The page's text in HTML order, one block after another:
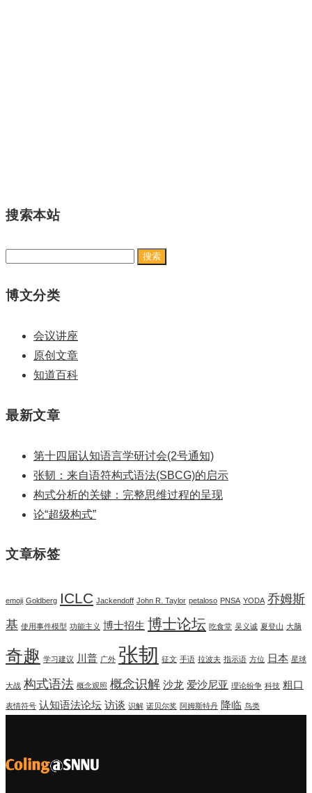
搜索本站
博文分类
会议讲座
原创文章
知道百科
最新文章
第十四届认知语言学研讨会(2号通知)
张韧：来自语符构式语法(SBCG)的启示
构式分析的关键：完整思维过程的呈现
论“超级构式”
文章标签
emoji Goldberg ICLC Jackendoff John R. Taylor petaloso PNSA YODA 乔姆斯
基 使用事件模型 功能主义 博士招生 博士论坛 吃食堂 吴义诚 夏登山 大脑
奇趣 学习建议 川普 广外 张韧 征文 手语 拉波夫 指示语 方位 日本 星球
大战 构式语法 概念观照 概念识解 沙龙 爱沙尼亚 理论纷争 科技 粗口
表情符号 认知语法论坛 访谈 识解 诺贝尔奖 阿姆斯特丹 降临 鸟类